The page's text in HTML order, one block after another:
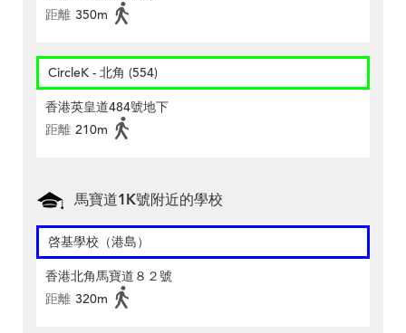
距離 350m
CircleK - 北角 (554)
香港英皇道484號地下
距離 210m
馬寶道1K號附近的學校
啓基學校（港島）
香港北角馬寶道８２號
距離 320m